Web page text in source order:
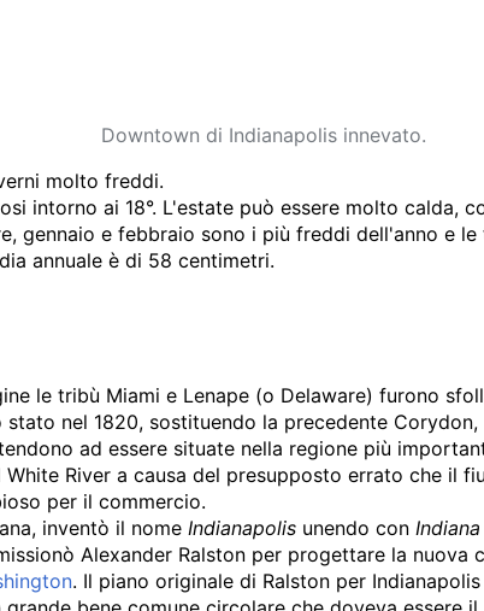
Downtown di Indianapolis innevato.
molto freddi.
intorno ai 18°. L'estate può essere molto calda,
gennaio e febbraio sono i più freddi dell'anno e
annuale è di 58 centimetri.
le tribù Miami e Lenape (o Delaware) furono
nel 1820, sostituendo la precedente
ad essere situate nella regione più
River a causa del presupposto errato che il
per il commercio.
inventò il nome Indianapolis unendo con Indiana
Alexander Ralston per progettare la nuova
. Il piano originale di Ralston per